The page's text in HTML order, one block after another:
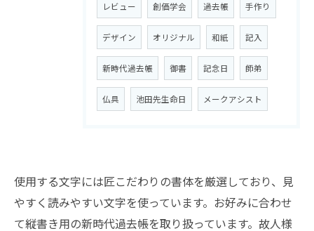
レビュー 創価学会 過去帳 手作り
デザイン オリジナル 和紙 記入
新時代過去帳 御書 記念日 師弟
仏具 池田先生命日 メークアシスト
使用する文字には匠こだわりの書体を厳選しており、見
やすく読みやすい文字を使っています。お好みに合わせ
て縦書き用の新時代過去帳を取り扱っています。故人様